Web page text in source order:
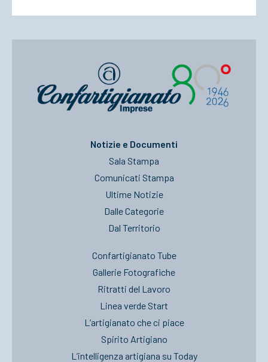
Notizie e Documenti
Sala Stampa
Comunicati Stampa
Ultime Notizie
Dalle Categorie
Dal Territorio
Confartigianato Tube
Gallerie Fotografiche
Ritratti del Lavoro
Linea verde Start
L’artigianato che ci piace
Spirito Artigiano
L’intelligenza artigiana su Today